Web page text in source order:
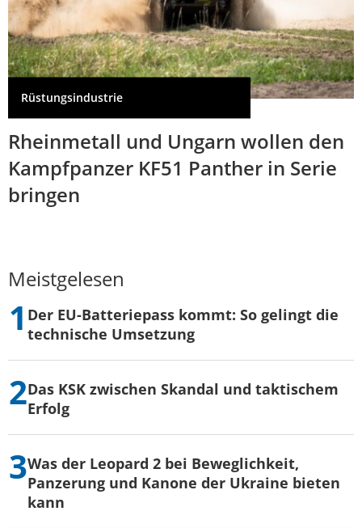
Rüstungsindustrie
Rheinmetall und Ungarn wollen den
Kampfpanzer KF51 Panther in Serie
bringen
Meistgelesen
Der EU-Batteriepass kommt: So gelingt die
technische Umsetzung
Das KSK zwischen Skandal und taktischem
Erfolg
Was der Leopard 2 bei Beweglichkeit,
Panzerung und Kanone der Ukraine bieten
kann